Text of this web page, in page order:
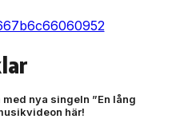
nya singeln ”En lång
här!